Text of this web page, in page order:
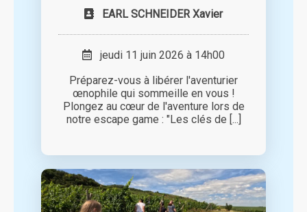
EARL SCHNEIDER Xavier
jeudi 11 juin 2026 à 14h00
Préparez-vous à libérer l'aventurier
œnophile qui sommeille en vous !
Plongez au cœur de l'aventure lors de
notre escape game : "Les clés de [...]